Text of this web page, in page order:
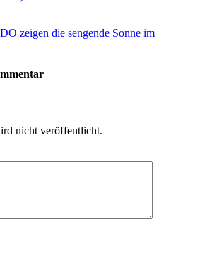
zeigen die sengende Sonne im
nicht veröffentlicht.